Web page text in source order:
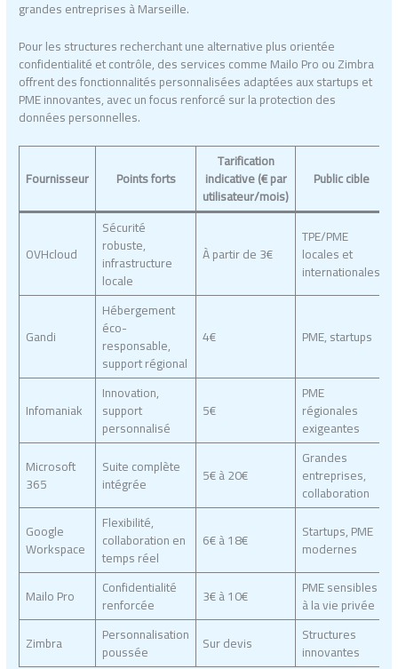
grandes entreprises à Marseille.
Pour les structures recherchant une alternative plus orientée
confidentialité et contrôle, des services comme Mailo Pro ou Zimbra
offrent des fonctionnalités personnalisées adaptées aux startups et
PME innovantes, avec un focus renforcé sur la protection des
données personnelles.
Fournisseur Points forts
Tarification
indicative (€ par
utilisateur/mois)
Public cible
OVHcloud
Sécurité
robuste,
infrastructure
locale
À partir de 3€
TPE/PME
locales et
internationales
Gandi
Hébergement
éco-
responsable,
support régional
4€ PME, startups
Infomaniak
Innovation,
support
personnalisé
5€
PME
régionales
exigeantes
Microsoft
365
Suite complète
intégrée 5€ à 20€
Grandes
entreprises,
collaboration
Google
Workspace
Flexibilité,
collaboration en
temps réel
6€ à 18€ Startups, PME
modernes
Mailo Pro Confidentialité
renforcée 3€ à 10€ PME sensibles
à la vie privée
Zimbra
Personnalisation
poussée Sur devis Structures
innovantes